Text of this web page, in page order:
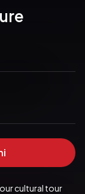
cultural tour